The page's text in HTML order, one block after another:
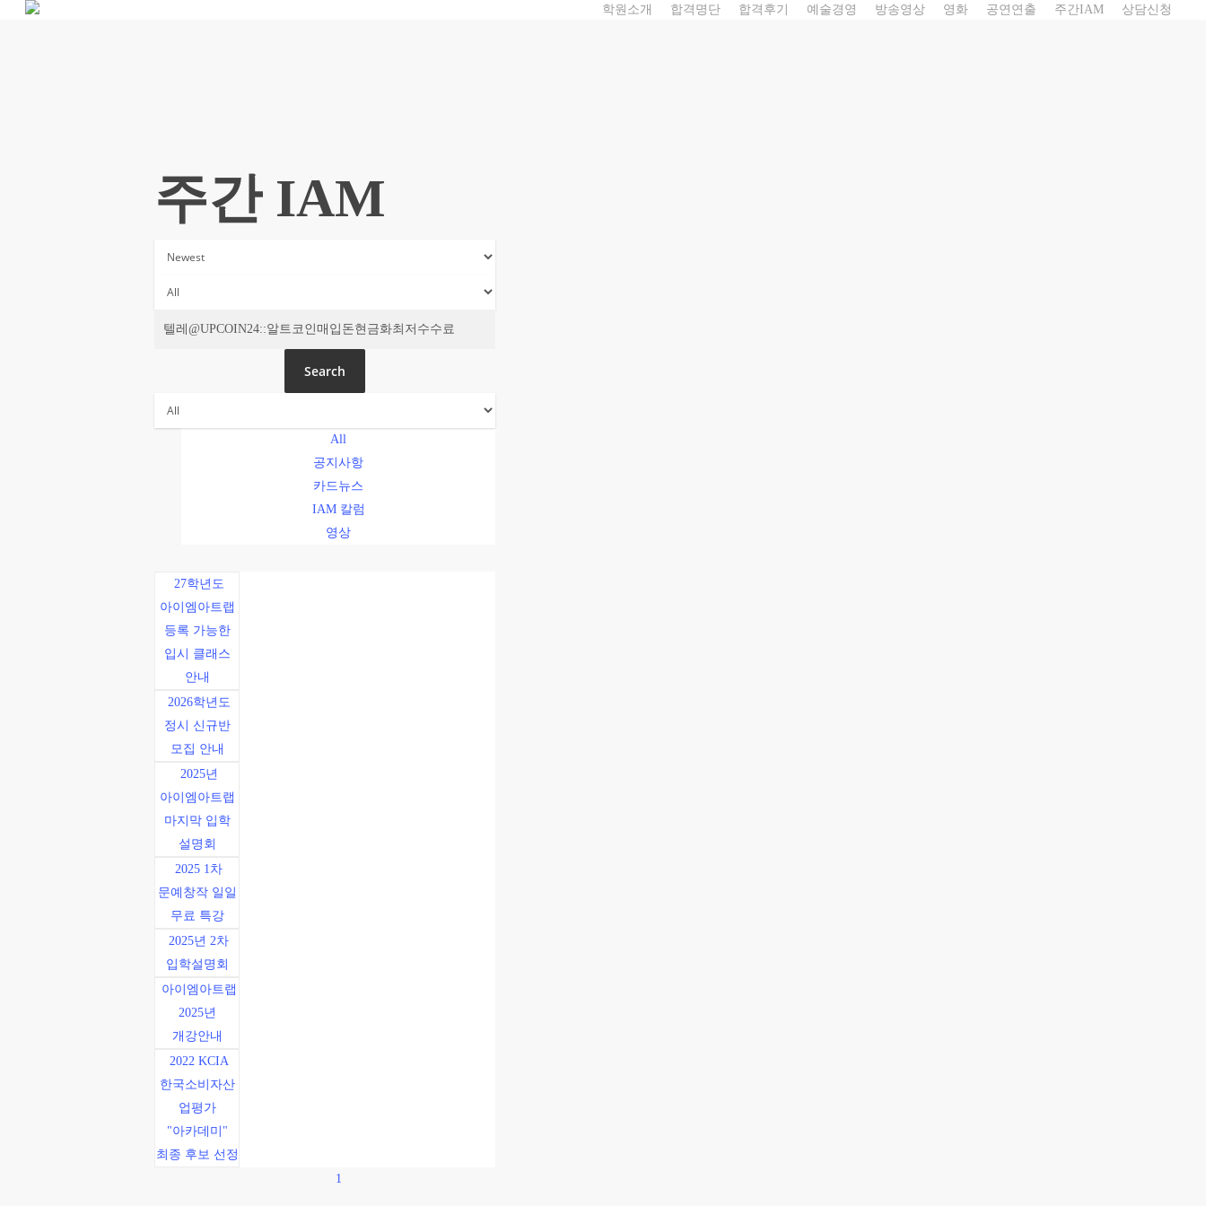
학원소개 합격명단 합격후기 예술경영 방송영상 영화 공연연출 주간IAM 상담신청
주간 IAM
Search
All
공지사항
카드뉴스
IAM 칼럼
영상
27학년도
아이엠아트랩
등록 가능한
입시 클래스
안내
2026학년도
정시 신규반
모집 안내
2025년
아이엠아트랩
마지막 입학
설명회
2025 1차
문예창작 일일
무료 특강
2025년 2차
입학설명회
아이엠아트랩
2025년
개강안내
2022 KCIA
한국소비자산
업평가
"아카데미"
최종 후보 선정
1